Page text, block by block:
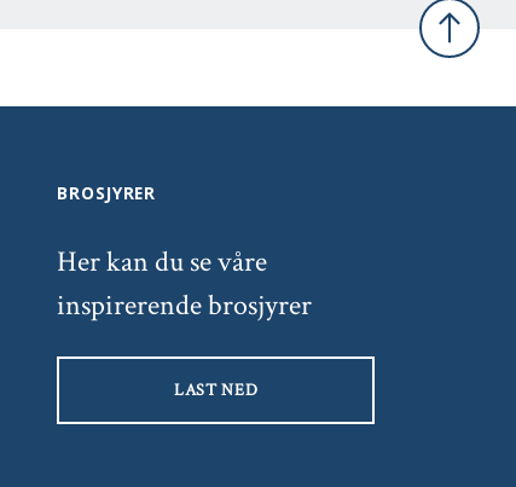
Tilbake
BROSJYRER
Her kan du se våre
inspirerende brosjyrer
LAST NED